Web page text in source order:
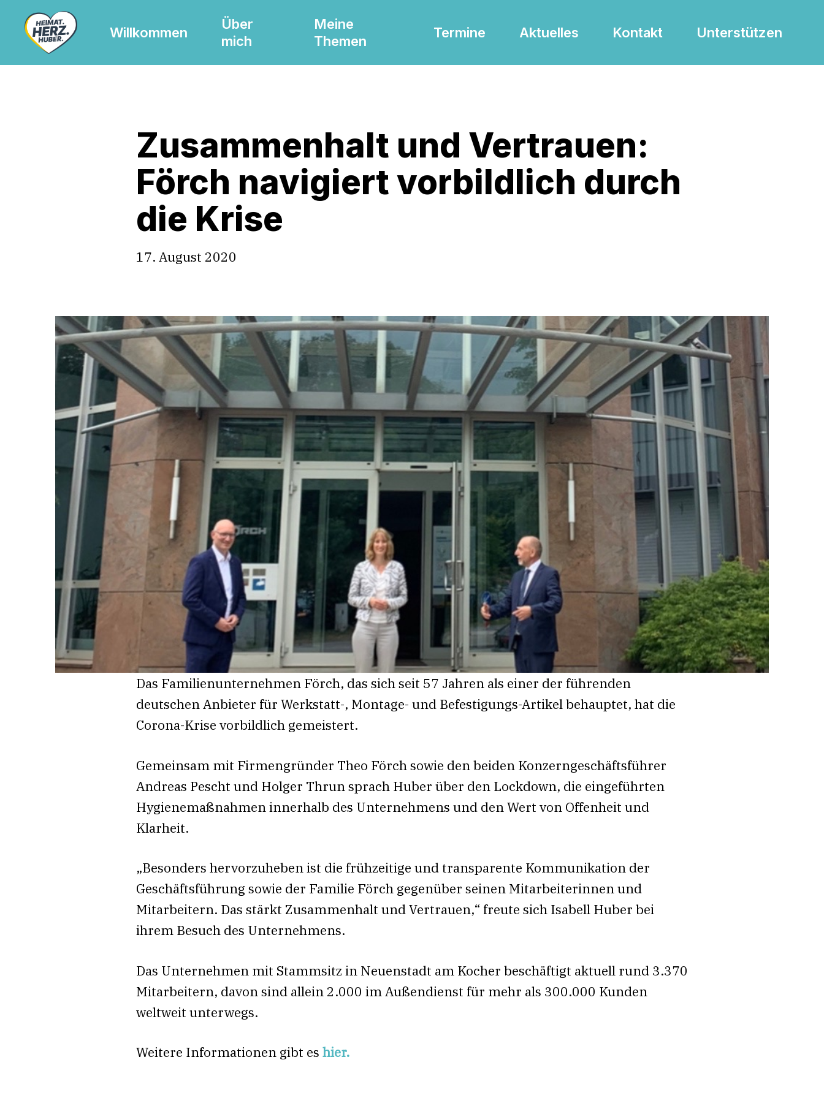
Willkommen
Über
mich
Meine
Themen
Termine Aktuelles Kontakt Unterstützen
Zusammenhalt und Vertrauen:
Förch navigiert vorbildlich durch
die Krise
17. August 2020
Das Familienunternehmen Förch, das sich seit 57 Jahren als einer der führenden
deutschen Anbieter für Werkstatt-, Montage- und Befestigungs-Artikel behauptet, hat die
Corona-Krise vorbildlich gemeistert.
Gemeinsam mit Firmengründer Theo Förch sowie den beiden Konzerngeschäftsführer
Andreas Pescht und Holger Thrun sprach Huber über den Lockdown, die eingeführten
Hygienemaßnahmen innerhalb des Unternehmens und den Wert von Offenheit und
Klarheit.
„Besonders hervorzuheben ist die frühzeitige und transparente Kommunikation der
Geschäftsführung sowie der Familie Förch gegenüber seinen Mitarbeiterinnen und
Mitarbeitern. Das stärkt Zusammenhalt und Vertrauen,“ freute sich Isabell Huber bei
ihrem Besuch des Unternehmens.
Das Unternehmen mit Stammsitz in Neuenstadt am Kocher beschäftigt aktuell rund 3.370
Mitarbeitern, davon sind allein 2.000 im Außendienst für mehr als 300.000 Kunden
weltweit unterwegs.
Weitere Informationen gibt es hier.